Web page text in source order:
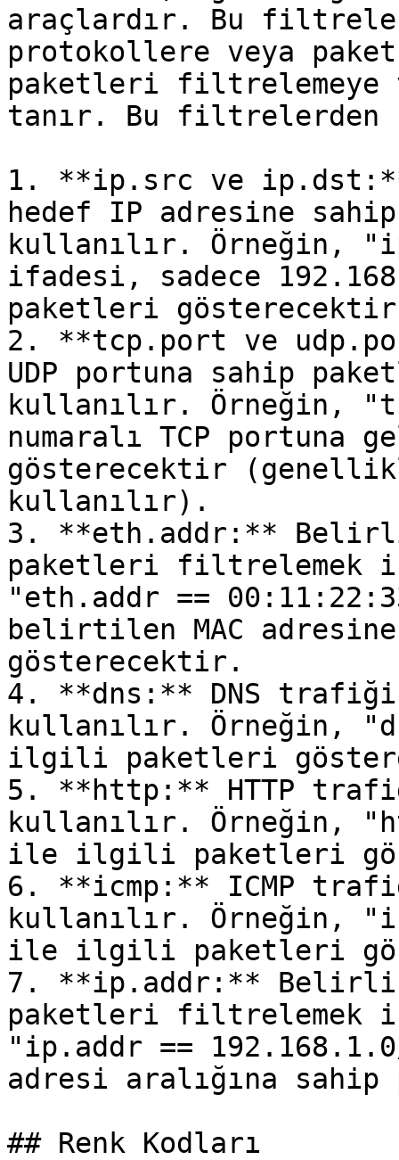
araçlardır. Bu
protokollere veya
paketleri filtrelemeye
tanır. Bu filtrelerden
1. **ip.src ve
hedef IP adresine
kullanılır. Örneğin,
ifadesi, sadece
paketleri
2. **tcp.port ve
UDP portuna sahip
kullanılır. Örneğin,
numaralı TCP portuna
gösterecektir
kullanılır).
3. **eth.addr:** Belirli
paketleri filtrelemek
"eth.addr ==
belirtilen MAC
gösterecektir.
4. **dns:** DNS
kullanılır. Örneğin,
ilgili paketleri
5. **http:** HTTP
kullanılır. Örneğin,
ile ilgili paketleri
6. **icmp:** ICMP
kullanılır. Örneğin,
ile ilgili paketleri
7. **ip.addr:** Belirli
paketleri filtrelemek
"ip.addr ==
adresi aralığına
## Renk Kodları